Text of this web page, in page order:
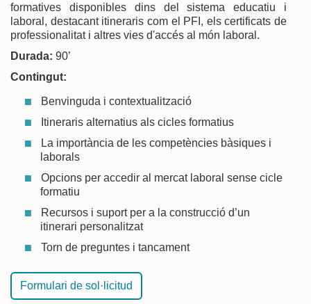
formatives disponibles dins del sistema educatiu i
laboral, destacant itineraris com el PFI, els certificats de
professionalitat i altres vies d'accés al món laboral.
Durada: 90’
Contingut:
Benvinguda i contextualització
Itineraris alternatius als cicles formatius
La importància de les competències bàsiques i
laborals
Opcions per accedir al mercat laboral sense cicle
formatiu
Recursos i suport per a la construcció d’un
itinerari personalitzat
Torn de preguntes i tancament
Formulari de sol·licitud